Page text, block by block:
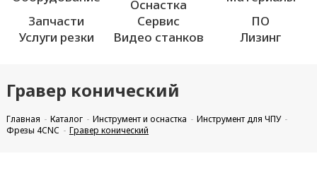
Оснастка
Запчасти
Сервис
ПО
Услуги резки
Видео станков Лизинг
Гравер конический
Главная Каталог Инструмент и оснастка
Инструмент для ЧПУ
Фрезы 4CNC
Гравер конический